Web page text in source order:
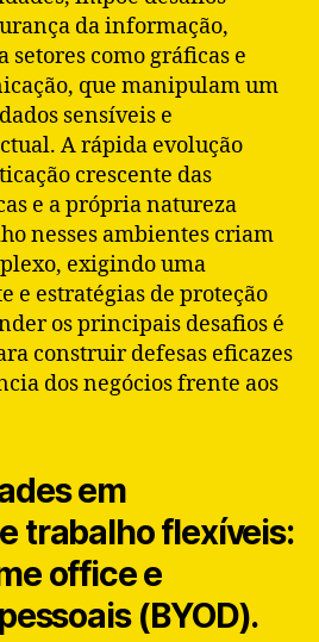
da informação,
setores como gráficas e
que manipulam um
sensíveis e
A rápida evolução
crescente das
e a própria natureza
nesses ambientes criam
exigindo uma
e estratégias de proteção
os principais desafios é
construir defesas eficazes
dos negócios frente aos
em
trabalho flexíveis:
office e
(BYOD).